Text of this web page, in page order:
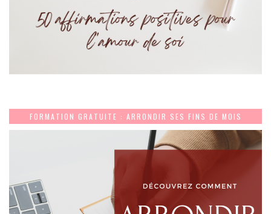
FORMATION GRATUITE : ARRONDIR SES FINS DE MOIS